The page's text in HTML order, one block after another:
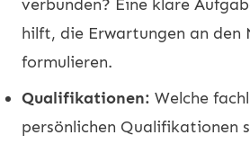
verbunden? Eine klare
hilft, die Erwartungen an den
formulieren.
Qualifikationen: Welche
persönlichen Qualifikationen